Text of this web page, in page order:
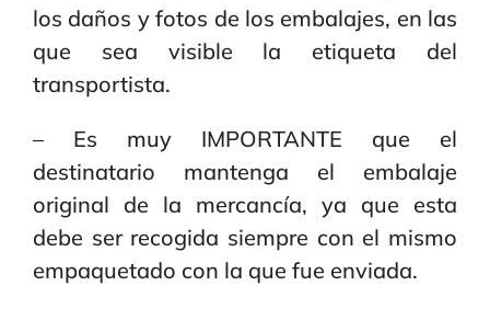
los daños y fotos de los embalajes, en las
que sea visible la etiqueta del
transportista.
– Es muy IMPORTANTE que el
destinatario mantenga el embalaje
original de la mercancía, ya que esta
debe ser recogida siempre con el mismo
empaquetado con la que fue enviada.